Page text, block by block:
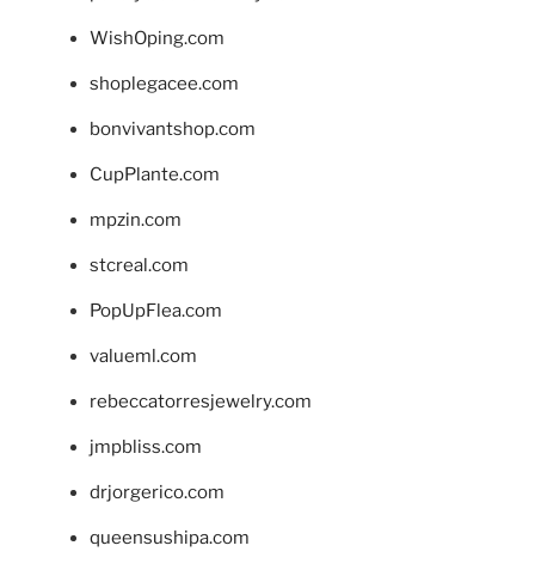
WishOping.com
shoplegacee.com
bonvivantshop.com
CupPlante.com
mpzin.com
stcreal.com
PopUpFlea.com
valueml.com
rebeccatorresjewelry.com
jmpbliss.com
drjorgerico.com
queensushipa.com